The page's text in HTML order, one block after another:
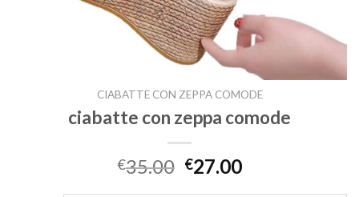
CIABATTE CON ZEPPA COMODE
ciabatte con zeppa comode
€35.00 €27.00